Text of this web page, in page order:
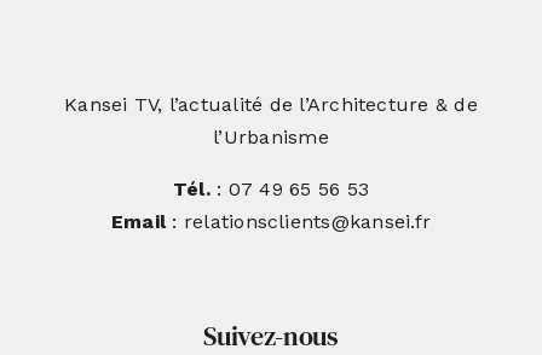
Kansei TV, l’actualité de l’Architecture & de
l’Urbanisme
Tél.: 07 49 65 56 53
Email: relationsclients@kansei.fr
Suivez-nous